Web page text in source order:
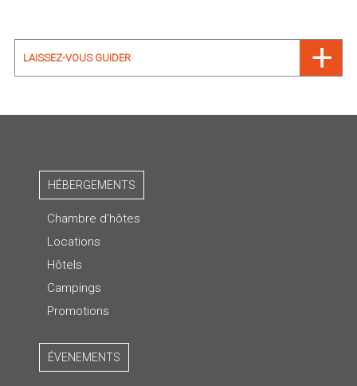
LAISSEZ-VOUS GUIDER
HÉBERGEMENTS
Chambre d’hôtes
Locations
Hôtels
Campings
Promotions
ÉVENEMENTS